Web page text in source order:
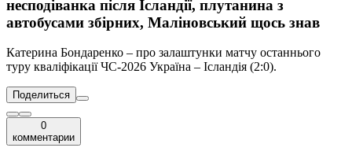
несподіванка після Ісландії, плутанина з
автобусами збірних, Маліновський щось знав
Катерина Бондаренко – про залаштунки матчу останнього
туру кваліфікації ЧС-2026 Україна – Ісландія (2:0).
Поделиться
0
комментарии